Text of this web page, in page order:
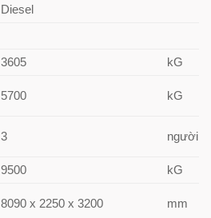
Diesel
3605 kG
5700 kG
3 người
9500 kG
8090 x 2250 x 3200 mm